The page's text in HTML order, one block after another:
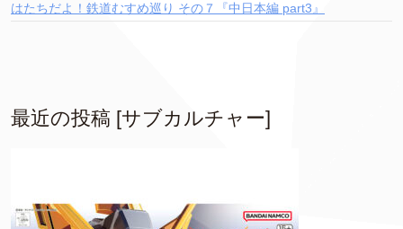
はたちだよ！鉄道むすめ巡り その７『中日本編 part3』
最近の投稿 [サブカルチャー]